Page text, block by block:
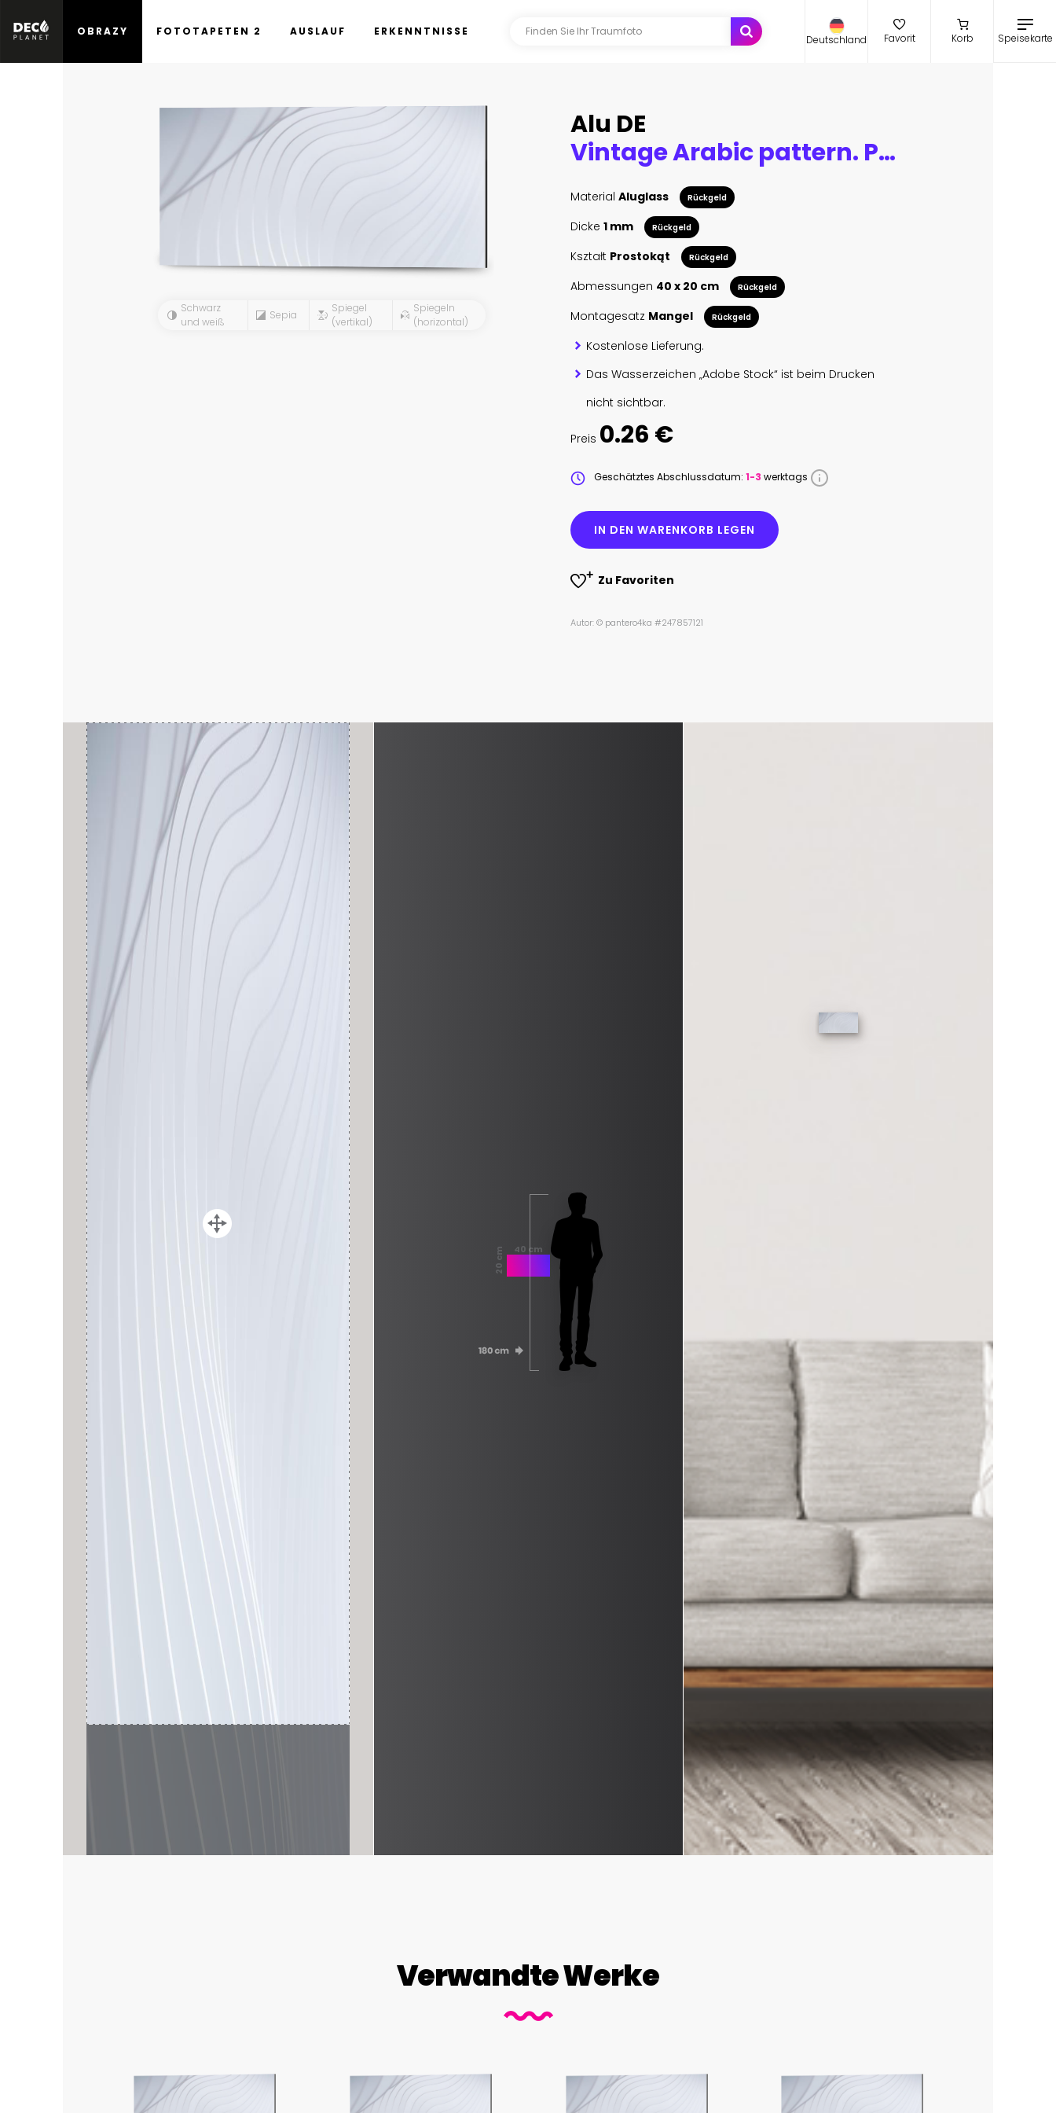
OBRAZY FOTOTAPETEN 2 AUSLAUF ERKENNTNISSE
Deutschland Favorit Korb Speisekarte
Schwarz
und weiß
Sepia
Spiegel
(vertikal)
Spiegeln
(horizontal)
Alu DE
Vintage Arabic pattern. Persian colored carpet. Rich ornament for fabric design, handmade, interior decoration, textiles. Blue background.
Material Aluglass Rückgeld
Dicke 1 mm Rückgeld
Kształt Prostokąt Rückgeld
Abmessungen 40 x 20 cm Rückgeld
Montagesatz Mangel Rückgeld
Kostenlose Lieferung.
Das Wasserzeichen „Adobe Stock“ ist beim Drucken
nicht sichtbar.
Preis 0.26 €
Geschätztes Abschlussdatum: 1-3 werktags
IN DEN WARENKORB LEGEN
Zu Favoriten
Autor: © pantero4ka #247857121
40 cm
20 cm
Verwandte Werke